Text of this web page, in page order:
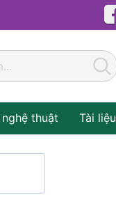
thuật Tài liệu